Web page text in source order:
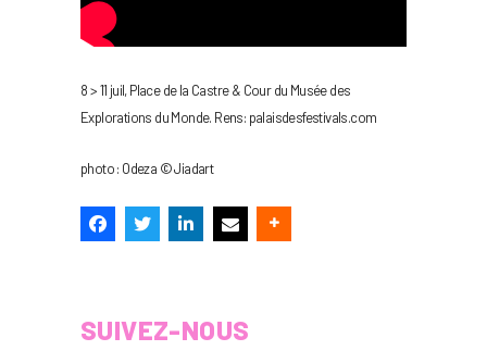
8 > 11 juil, Place de la Castre & Cour du Musée des
Explorations du Monde. Rens: palaisdesfestivals.com
photo : Odeza © Jiadart
SUIVEZ-NOUS